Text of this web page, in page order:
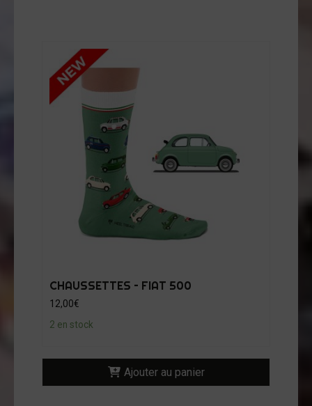
CHAUSSETTES – FIAT 500
12,00€
2 en stock
Ajouter au panier